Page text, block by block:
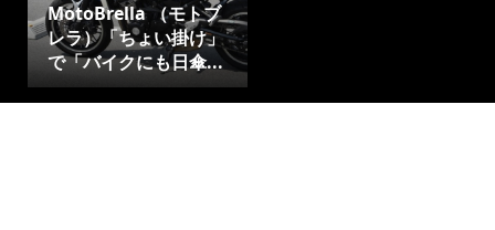
MotoBrella （モトブ
レラ）「ちょい掛け」
で「バイクにも日傘...